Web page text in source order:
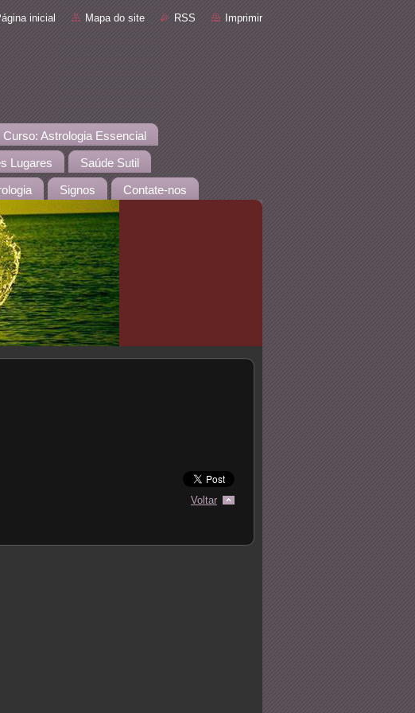
inicial Mapa do site RSS Imprimir
Curso: Astrologia Essencial
Lugares Saúde Sutil
Signos Contate-nos
Voltar